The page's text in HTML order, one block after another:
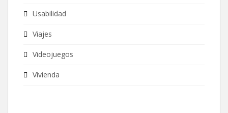
Usabilidad
Viajes
Videojuegos
Vivienda